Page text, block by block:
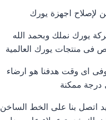
لإصلاح اجهزة يورك
يورك نملك وبحمد الله
منتجات يورك العالمية
اى وقت هدفنا هو ارضاء
درجة ممكنة
اتصل بنا على الخط الساخن